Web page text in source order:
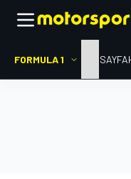
FORMULA 1 ANA SAYFA